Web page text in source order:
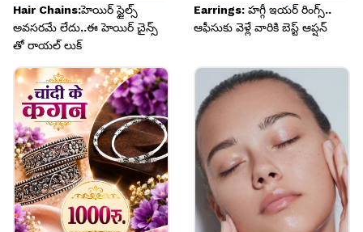
Hair Chains:హెయిర్ స్టైల్స్
అవసరమే లేదు..ఈ హెయిర్ చైన్స్
తో రాయల్ లుక్
Earrings: హగ్గీ ఇయర్ రింగ్స్..
ఆఫీసుకు వెళ్లే వారికి బెస్ట్ ఆప్షన్